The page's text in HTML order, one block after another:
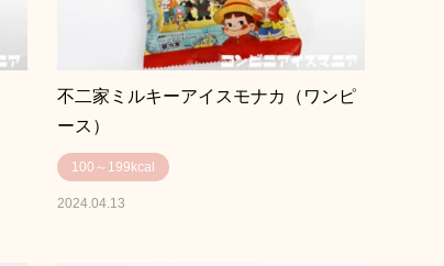
不二家ミルキーアイスモナカ（ワンピ
ース）
100～199kcal
2024.04.13